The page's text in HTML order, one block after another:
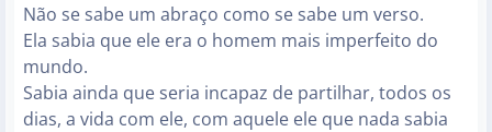
Não se sabe um abraço como se sabe um verso.
Ela sabia que ele era o homem mais imperfeito do
mundo.
Sabia ainda que seria incapaz de partilhar, todos os
dias, a vida com ele, com aquele ele que nada sabia